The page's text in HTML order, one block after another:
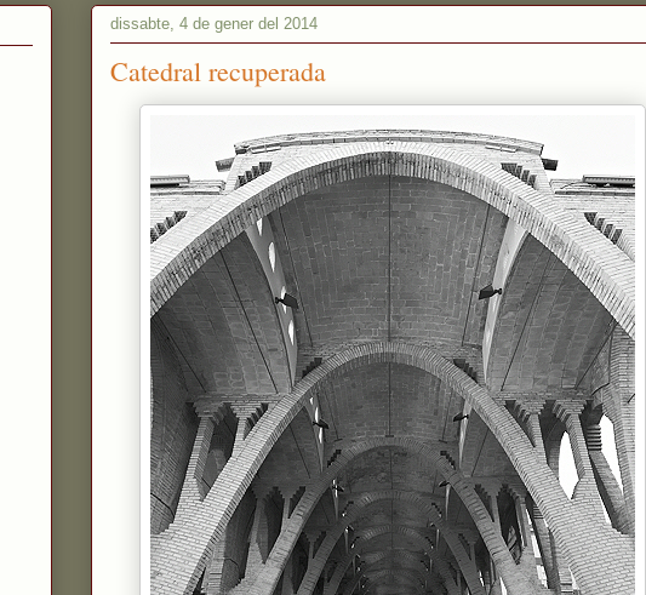
dissabte, 4 de gener del 2014
Catedral recuperada